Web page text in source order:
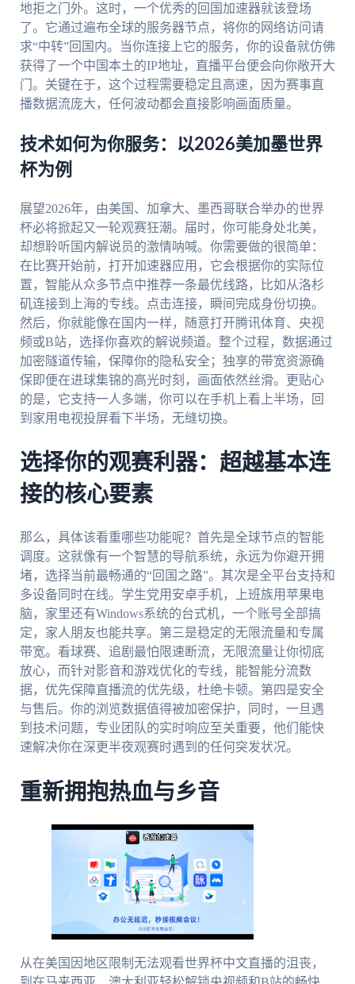
地拒之门外。这时，一个优秀的回国加速器就该登场
了。它通过遍布全球的服务器节点，将你的网络访问请
求“中转”回国内。当你连接上它的服务，你的设备就仿佛
获得了一个中国本土的IP地址，直播平台便会向你敞开大
门。关键在于，这个过程需要稳定且高速，因为赛事直
播数据流庞大，任何波动都会直接影响画面质量。
技术如何为你服务：以2026美加墨世界
杯为例
展望2026年，由美国、加拿大、墨西哥联合举办的世界
杯必将掀起又一轮观赛狂潮。届时，你可能身处北美，
却想聆听国内解说员的激情呐喊。你需要做的很简单：
在比赛开始前，打开加速器应用，它会根据你的实际位
置，智能从众多节点中推荐一条最优线路，比如从洛杉
矶连接到上海的专线。点击连接，瞬间完成身份切换。
然后，你就能像在国内一样，随意打开腾讯体育、央视
频或B站，选择你喜欢的解说频道。整个过程，数据通过
加密隧道传输，保障你的隐私安全；独享的带宽资源确
保即便在进球集锦的高光时刻，画面依然丝滑。更贴心
的是，它支持一人多端，你可以在手机上看上半场，回
到家用电视投屏看下半场，无缝切换。
选择你的观赛利器：超越基本连
接的核心要素
那么，具体该看重哪些功能呢？首先是全球节点的智能
调度。这就像有一个智慧的导航系统，永远为你避开拥
堵，选择当前最畅通的“回国之路”。其次是全平台支持和
多设备同时在线。学生党用安卓手机，上班族用苹果电
脑，家里还有Windows系统的台式机，一个账号全部搞
定，家人朋友也能共享。第三是稳定的无限流量和专属
带宽。看球赛、追剧最怕限速断流，无限流量让你彻底
放心，而针对影音和游戏优化的专线，能智能分流数
据，优先保障直播流的优先级，杜绝卡顿。第四是安全
与售后。你的浏览数据值得被加密保护，同时，一旦遇
到技术问题，专业团队的实时响应至关重要，他们能快
速解决你在深更半夜观赛时遇到的任何突发状况。
重新拥抱热血与乡音
从在美国因地区限制无法观看世界杯中文直播的沮丧，